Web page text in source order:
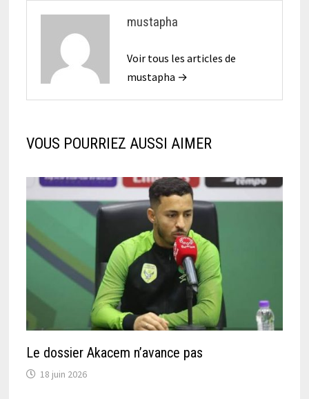
mustapha
Voir tous les articles de
mustapha →
VOUS POURRIEZ AUSSI AIMER
Le dossier Akacem n’avance pas
18 juin 2026